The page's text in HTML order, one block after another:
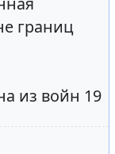
границ
из войн 19